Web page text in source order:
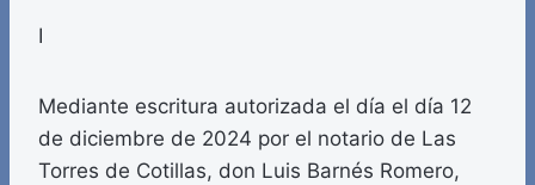
I
Mediante escritura autorizada el día el día 12
de diciembre de 2024 por el notario de Las
Torres de Cotillas, don Luis Barnés Romero,